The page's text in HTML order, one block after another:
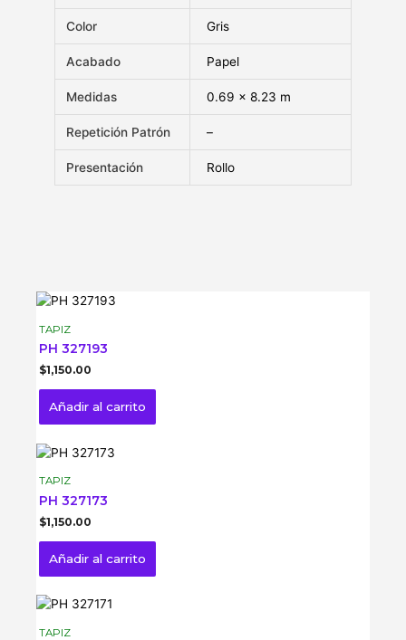
Color Gris
Acabado Papel
Medidas 0.69 x 8.23 m
Repetición Patrón –
Presentación Rollo
TAPIZ
PH 327193
$1,150.00
Añadir al carrito
TAPIZ
PH 327173
$1,150.00
Añadir al carrito
TAPIZ